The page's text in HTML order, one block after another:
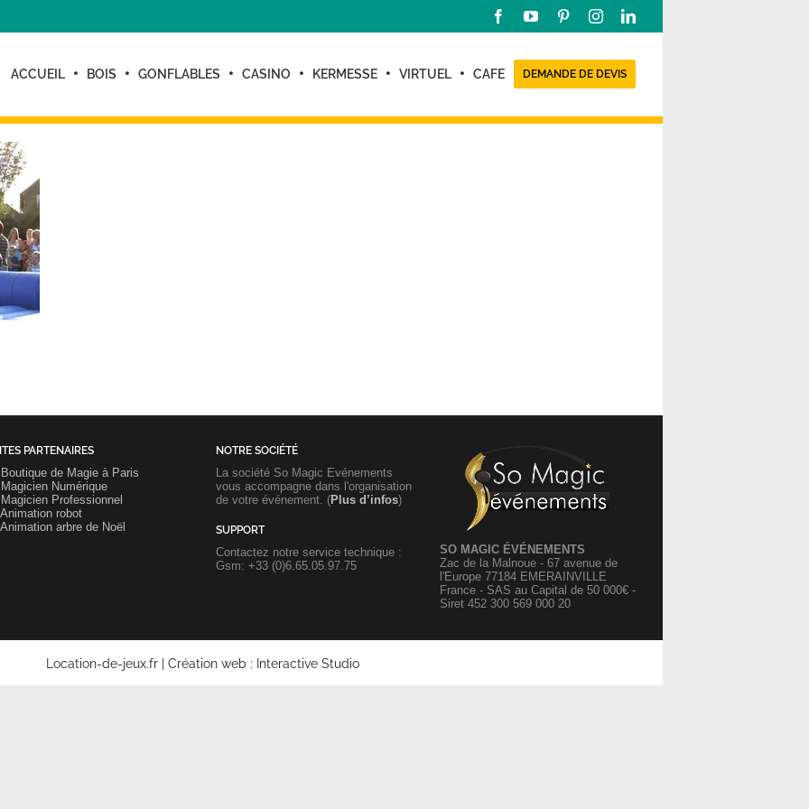
FacebookYouTubePinterestInstagramLinkedIn
ACCUEIL BOIS GONFLABLES CASINO KERMESSE VIRTUEL CAFE DEMANDE DE DEVIS
PARTENAIRES
Boutique de Magie à Paris
Magicien Numérique
Magicien Professionnel
Animation robot
Animation arbre de Noël
NOTRE SOCIÉTÉ
La société So Magic Evénements
vous accompagne dans l'organisation
de votre événement. (Plus d’infos)
SUPPORT
Contactez notre service technique :
Gsm: +33 (0)6.65.05.97.75
SO MAGIC ÉVÉNEMENTS
Zac de la Malnoue - 67 avenue de
l'Europe 77184 EMERAINVILLE
France - SAS au Capital de 50 000€ -
Siret 452 300 569 000 20
Location-de-jeux.fr | Création web : Interactive Studio